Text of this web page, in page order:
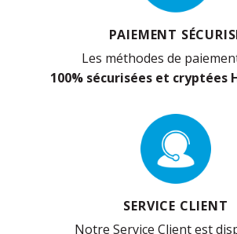
PAIEMENT
Les méthodes de
100% sécurisées et cryptées
SERVICE CLIENT
Notre Service Client est